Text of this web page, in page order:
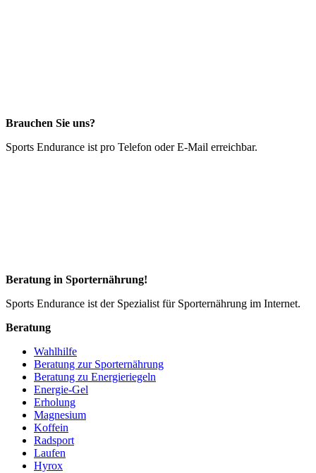
Brauchen Sie uns?
Sports Endurance ist pro Telefon oder E-Mail erreichbar.
Beratung in Sporternährung!
Sports Endurance ist der Spezialist für Sporternährung im Internet.
Beratung
Wahlhilfe
Beratung zur Sporternährung
Beratung zu Energieriegeln
Energie-Gel
Erholung
Magnesium
Koffein
Radsport
Laufen
Hyrox